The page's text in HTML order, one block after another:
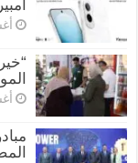
المصرية